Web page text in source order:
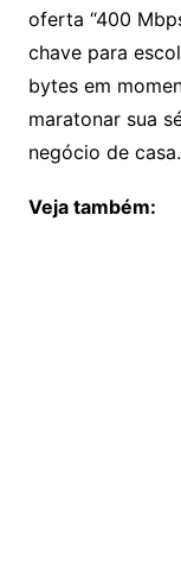
oferta “400
chave para
bytes em
maratonar sua
negócio de casa.
Veja também: